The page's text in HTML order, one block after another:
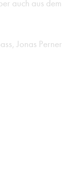
auch aus dem
Jonas